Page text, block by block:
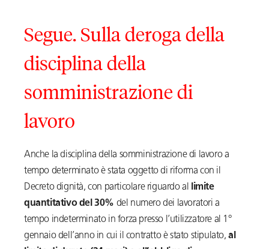
Segue. Sulla deroga della
disciplina della
somministrazione di
lavoro
Anche la disciplina della somministrazione di lavoro a
tempo determinato è stata oggetto di riforma con il
Decreto dignità, con particolare riguardo al
limite
quantitativo del 30% del numero dei lavoratori a
tempo indeterminato in forza presso l’utilizzatore al 1°
gennaio dell’anno in cui il contratto è stato stipulato,al